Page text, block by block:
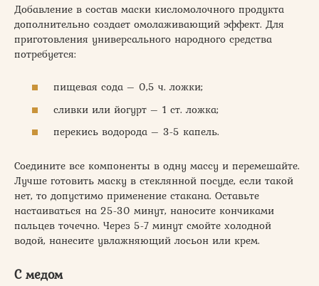
Добавление в состав маски кисломолочного продукта
дополнительно создает омолаживающий эффект. Для
приготовления универсального народного средства
потребуется:
пищевая сода – 0,5 ч. ложки;
сливки или йогурт – 1 ст. ложка;
перекись водорода – 3-5 капель.
Соедините все компоненты в одну массу и перемешайте.
Лучше готовить маску в стеклянной посуде, если такой
нет, то допустимо применение стакана. Оставьте
настаиваться на 25-30 минут, наносите кончиками
пальцев точечно. Через 5-7 минут смойте холодной
водой, нанесите увлажняющий лосьон или крем.
С медом